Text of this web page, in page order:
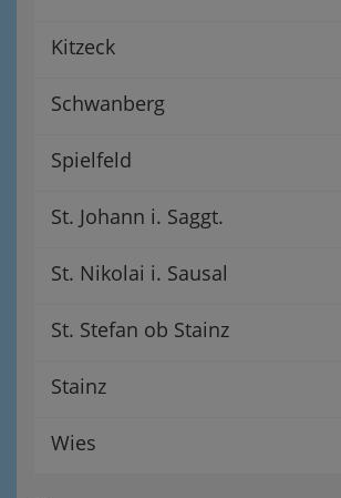
Kitzeck
Schwanberg
Spielfeld
St. Johann i. Saggt.
St. Nikolai i. Sausal
St. Stefan ob Stainz
Stainz
Wies